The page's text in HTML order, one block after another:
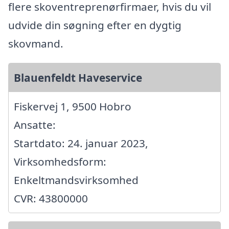
flere skoventreprenørfirmaer, hvis du vil
udvide din søgning efter en dygtig
skovmand.
Blauenfeldt Haveservice
Fiskervej 1, 9500 Hobro
Ansatte:
Startdato: 24. januar 2023,
Virksomhedsform:
Enkeltmandsvirksomhed
CVR: 43800000